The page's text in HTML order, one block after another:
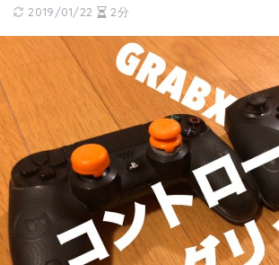
2019/01/22 2分